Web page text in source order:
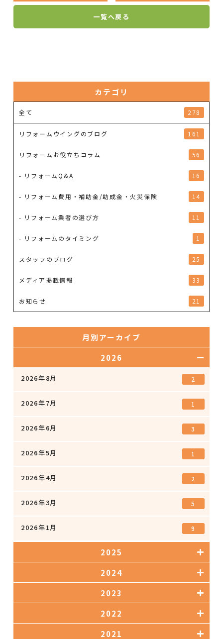
一覧へ戻る
カテゴリ
全て 278
リフォームウイングのブログ 161
リフォームお役立ちコラム 56
- リフォームQ&A 16
- リフォーム費用・補助金/助成金・火災保険 14
- リフォーム業者の選び方 11
- リフォームのタイミング 1
スタッフのブログ 25
メディア掲載情報 33
お知らせ 21
月別アーカイブ
2026
2026年8月 2
2026年7月 1
2026年6月 3
2026年5月 1
2026年4月 2
2026年3月 5
2026年1月 9
2025
2024
2023
2022
2021